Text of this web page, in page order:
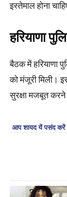
इस्तेमाल होना
हरियाणा
बैठक में हरियाणा
को मंजूरी मिली।
सुरक्षा मजबूत करने